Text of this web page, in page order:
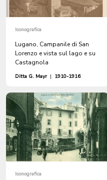
Iconografica
Lugano, Campanile di San
Lorenzo e vista sul lago e su
Castagnola
Ditta G. Mayr | 1910-1916
Iconografica